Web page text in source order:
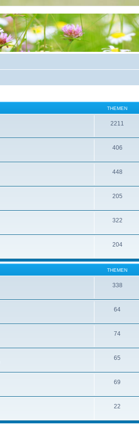
THEMEN
2211
406
448
205
322
204
THEMEN
338
64
74
65
69
22